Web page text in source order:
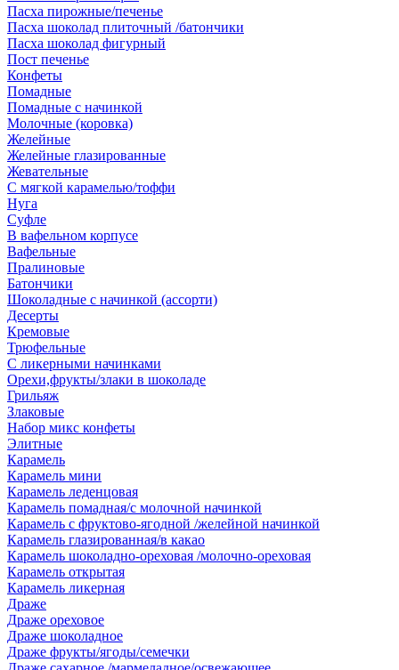
Пасха пирожные/печенье
Пасха шоколад плиточный /батончики
Пасха шоколад фигурный
Пост печенье
Конфеты
Помадные
Помадные с начинкой
Молочные (коровка)
Желейные
Желейные глазированные
Жевательные
С мягкой карамелью/тоффи
Нуга
Суфле
В вафельном корпусе
Вафельные
Пралиновые
Батончики
Шоколадные с начинкой (ассорти)
Десерты
Кремовые
Трюфельные
С ликерными начинками
Орехи,фрукты/злаки в шоколаде
Грильяж
Злаковые
Набор микс конфеты
Элитные
Карамель
Карамель мини
Карамель леденцовая
Карамель помадная/с молочной начинкой
Карамель с фруктово-ягодной /желейной начинкой
Карамель глазированная/в какао
Карамель шоколадно-ореховая /молочно-ореховая
Карамель открытая
Карамель ликерная
Драже
Драже ореховое
Драже шоколадное
Драже фрукты/ягоды/семечки